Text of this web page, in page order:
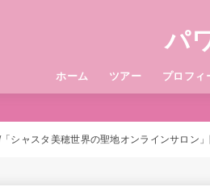
パ
ホーム ツアー プロフィ
「シャスタ美穂世界の聖地オンラインサロン